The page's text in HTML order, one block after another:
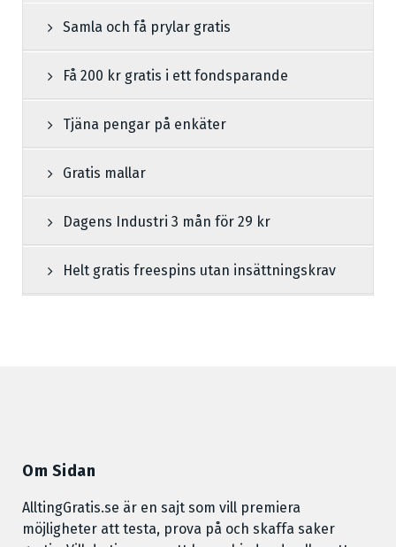
Samla och få prylar gratis
Få 200 kr gratis i ett fondsparande
Tjäna pengar på enkäter
Gratis mallar
Dagens Industri 3 mån för 29 kr
Helt gratis freespins utan insättningskrav
Om Sidan
AlltingGratis.se är en sajt som vill premiera
möjligheter att testa, prova på och skaffa saker